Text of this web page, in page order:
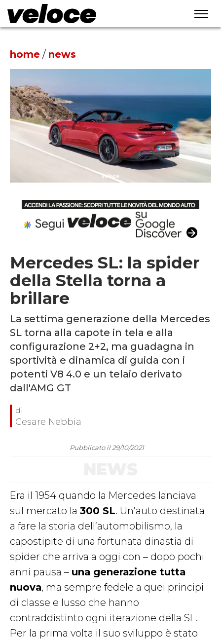
home / news
Mercedes SL: la spider
della Stella torna a
brillare
La settima generazione della Mercedes
SL torna alla capote in tela e alla
configurazione 2+2, ma guadagna in
sportività e dinamica di guida con i
potenti V8 4.0 e un telaio derivato
dall'AMG GT
Cesare Nebbia
Pubblicato il 29/10/2021
Era il 1954 quando la Mercedes lanciava
sul mercato la 300 SL. Un’auto destinata
a fare la storia dell’automobilismo, la
capostipite di una fortunata dinastia di
spider che arriva a oggi con – dopo pochi
anni pausa – una generazione tutta
nuova, ma sempre fedele a quei principi
di classe e lusso che hanno
contraddistinto ogni iterazione della SL.
Per la prima volta il suo sviluppo è stato